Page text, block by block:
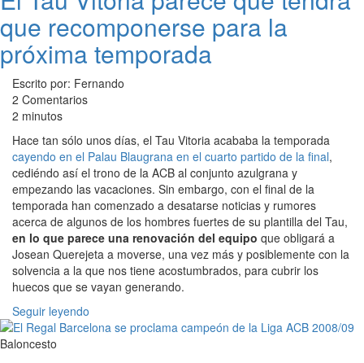
que recomponerse para la
próxima temporada
Escrito por: Fernando
2 Comentarios
2 minutos
Hace tan sólo unos días, el Tau Vitoria acababa la temporada
cayendo en el Palau Blaugrana en el cuarto partido de la final,
cediéndo así el trono de la ACB al conjunto azulgrana y
empezando las vacaciones. Sin embargo, con el final de la
temporada han comenzado a desatarse noticias y rumores
acerca de algunos de los hombres fuertes de su plantilla del Tau,
en lo que parece una renovación del equipo que obligará a
Josean Querejeta a moverse, una vez más y posiblemente con la
solvencia a la que nos tiene acostumbrados, para cubrir los
huecos que se vayan generando.
Seguir leyendo
Baloncesto